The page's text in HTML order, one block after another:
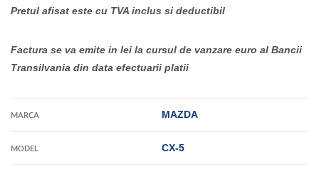
Pretul afisat este cu TVA inclus si deductibil
Factura se va emite in lei la cursul de vanzare euro al Bancii
Transilvania din data efectuarii platii
MARCA MAZDA
MODEL CX-5